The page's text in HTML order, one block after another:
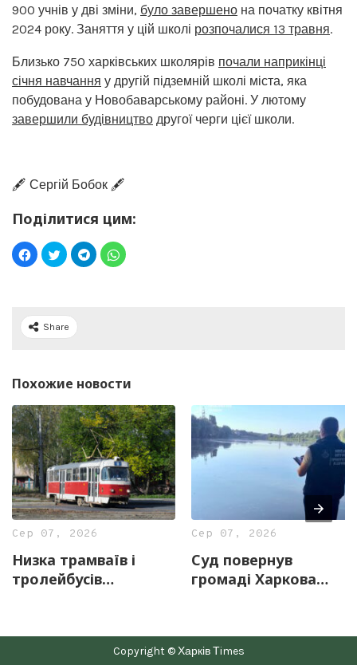
900 учнів у дві зміни, було завершено на початку квітня
2024 року. Заняття у цій школі розпочалися 13 травня.
Близько 750 харківських школярів почали наприкінці
січня навчання у другій підземній школі міста, яка
побудована у Новобаварському районі. У лютому
завершили будівництво другої черги цієї школи.
🖋️ Сергій Бобок 🖋️
Поділитися цим:
Share
Похожие новости
Сер 07, 2026
Низка трамваїв і
тролейбусів
Сер 07, 2026
Суд повернув
громаді Харкова
озера «Очерет»
Copyright © Харків Тimes